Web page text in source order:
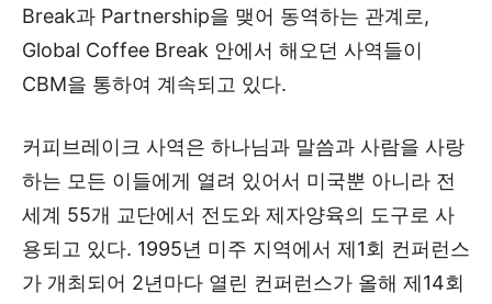
Break과 Partnership을 맺어 동역하는 관계로,
Global Coffee Break 안에서 해오던 사역들이
CBM을 통하여 계속되고 있다.
커피브레이크 사역은 하나님과 말씀과 사람을 사랑
하는 모든 이들에게 열려 있어서 미국뿐 아니라 전
세계 55개 교단에서 전도와 제자양육의 도구로 사
용되고 있다. 1995년 미주 지역에서 제1회 컨퍼런스
가 개최되어 2년마다 열린 컨퍼런스가 올해 제14회